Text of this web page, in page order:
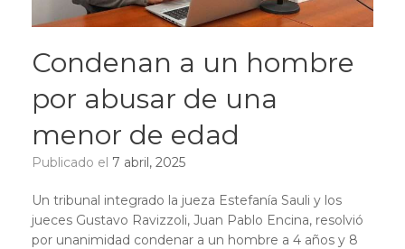
Condenan a un hombre
por abusar de una
menor de edad
Publicado el 7 abril, 2025
Un tribunal integrado la jueza Estefanía Sauli y los
jueces Gustavo Ravizzoli, Juan Pablo Encina, resolvió
por unanimidad condenar a un hombre a 4 años y 8